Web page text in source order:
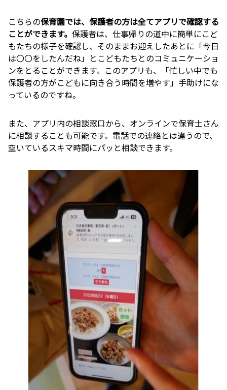
こちらの保育園では、保護者の方は全てアプリで確認する
ことができます。 保護者は、仕事帰りの道中に簡単にこど
もたちの様子を確認し、そのままお迎えしたあとに「今日
は〇〇をしたんだね」とこどもたちとのコミュニケーショ
ンをとることができます。このアプリも、「忙しい中でも
保護者の方がこどもに向き合う時間を増やす」手助けにな
っているのですね。
また、アプリ内の相談窓口から、オンラインで保育士さん
に相談することも可能です。電話での連絡とは違うので、
空いているスキマ時間にパッと相談できます。